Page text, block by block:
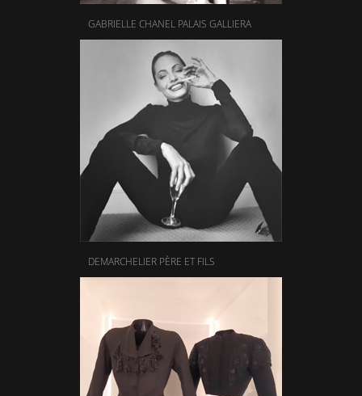
GABRIELLE CHANEL PALAIS GALLIERA
DEMARCHELIER PÈRE ET FILS